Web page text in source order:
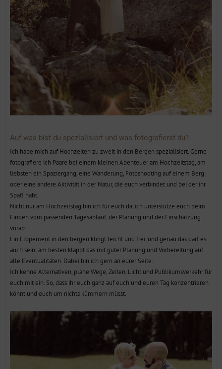
Auf was bist du spezialisiert und was fotografierst du?
Ich habe mich auf Hochzeiten zu zweit in den Bergen spezialisiert. Gerne
fotografiere ich Paare bei einem kleinen Abenteuer am Hochzeitstag, am
liebsten ein Spaziergang, eine Wanderung, Fotoshooting auf einem Berg
oder eine andere Aktivität in der Natur, die euch verbindet und bei der ihr
Spaß habt.
Nicht nur am Hochzeitstag bin ich für euch da, ich unterstütze euch beim
Finden vom passenden Tagesablauf, der Planung und der Einschätzung
vorab.
Ein Elopement in den bergen klingt leicht und frei, und genau das darf es
auch sein: am besten klappt das mit guter Planung und Vorbereitung auf
alle Eventualitäten. Dabei bin ich gern an eurer Seite.
Ich kenne Alternativen, plane Wege, Zeiten, Licht und Publikumsverkehr für
euch mit ein. So, dass ihr euch ganz auf euch und euren Tag konzentrieren
könnt und euch um nichts kümmern müsst.